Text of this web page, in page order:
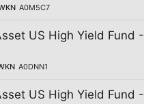
A0M5C7
US High Yield Fund -
A0DNN1
US High Yield Fund -